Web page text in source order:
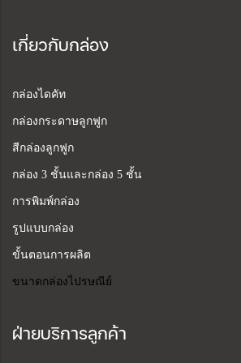
เกี่ยวกับกล่อง
กล่องไดคัท
กล่องกระดาษลูกฟูก
สีกล่องลูกฟูก
กล่อง 3 ชั้นและกล่อง 5 ชั้น
การพิมพ์กล่อง
รูปแบบกล่อง
ขั้นตอนการผลิต
ขนาดกล่องไปรษณีย์
ฝ่ายบริการลูกค้า